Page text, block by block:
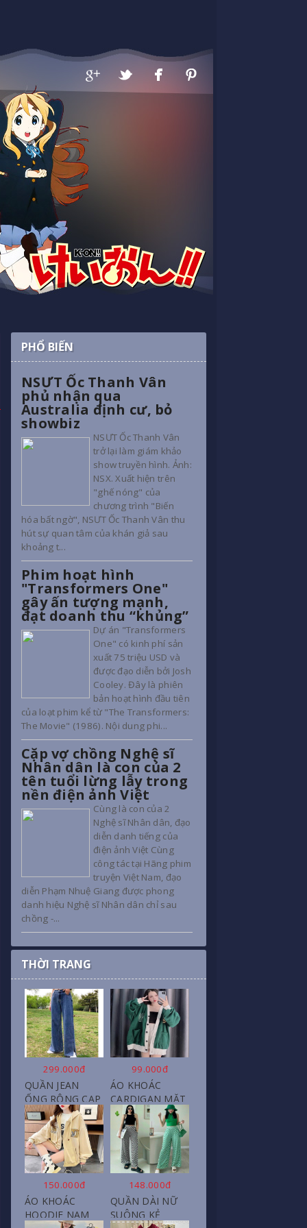
PHỔ BIẾN
NSƯT Ốc Thanh Vân
phủ nhận qua
Australia định cư, bỏ
showbiz
NSƯT Ốc Thanh Vân
trở lại làm giám khảo
show truyền hình. Ảnh:
NSX. Xuất hiện trên
"ghế nóng" của
chương trình "Biến
hóa bất ngờ", NSƯT Ốc Thanh Vân thu
hút sự quan tâm của khán giả sau
khoảng t...
Phim hoạt hình
"Transformers One"
gây ấn tượng mạnh,
đạt doanh thu “khủng”
Dự án "Transformers
One" có kinh phí sản
xuất 75 triệu USD và
được đạo diễn bởi Josh
Cooley. Đây là phiên
bản hoạt hình đầu tiên
của loạt phim kể từ "The Transformers:
The Movie" (1986). Nội dung phi...
Cặp vợ chồng Nghệ sĩ
Nhân dân là con của 2
tên tuổi lừng lẫy trong
nền điện ảnh Việt
Cùng là con của 2
Nghệ sĩ Nhân dân, đạo
diễn danh tiếng của
điện ảnh Việt Cùng
công tác tại Hãng phim
truyện Việt Nam, đạo
diễn Phạm Nhuệ Giang được phong
danh hiệu Nghệ sĩ Nhân dân chỉ sau
chồng -...
THỜI TRANG
299.000đ
QUẦN JEAN
ỐNG RỘNG CẠP
CAO, DÀI XẺ
GẤU PHONG
CÁCH J6
99.000đ
ÁO KHOÁC
CARDIGAN MẶT
CƯỜI NỮ CHẤT
NỈ COTTON
150.000đ
ÁO KHOÁC
HOODIE NAM
148.000đ
QUẦN DÀI NỮ
SUÔNG KẺ